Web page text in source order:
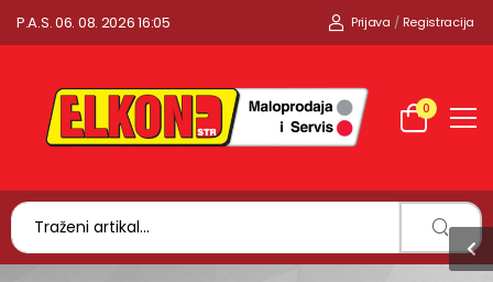
P.A.S. 06. 08. 2026 16:05 Prijava / Registracija
0